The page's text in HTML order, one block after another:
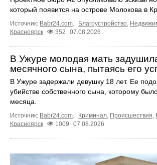
который появится на острове Молокова в
Источник: Babr24.com Благоустройство
Красноярск
352 07.08.2026
В Ужуре молодая мать
месячного сына, пытаясь его
В Ужуре задержали девушку 18 лет. Ее
убийстве собственного сына, которому
месяца.
Источник: Babr24.com. Криминал, Происшествия,
Красноярск
1009 07.08.2026